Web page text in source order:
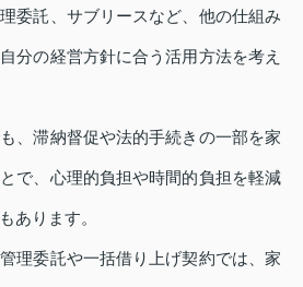
委託、サブリースなど、他の仕組み
分の経営方針に合う活用方法を考え
、滞納督促や法的手続きの一部を家
で、心理的負担や時間的負担を軽減
あります。
理委託や一括借り上げ契約では、家